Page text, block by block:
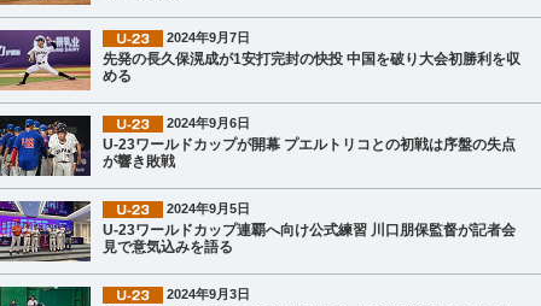
2024年9月7日
先発の長久保滉成が1安打完封の快投 中国を破り大会初勝利を収
める
2024年9月6日
U-23ワールドカップが開幕 プエルトリコとの初戦は序盤の失点
が響き敗戦
2024年9月5日
U-23ワールドカップ連覇へ向け公式練習 川口朋保監督が記者会
見で意気込みを語る
2024年9月3日